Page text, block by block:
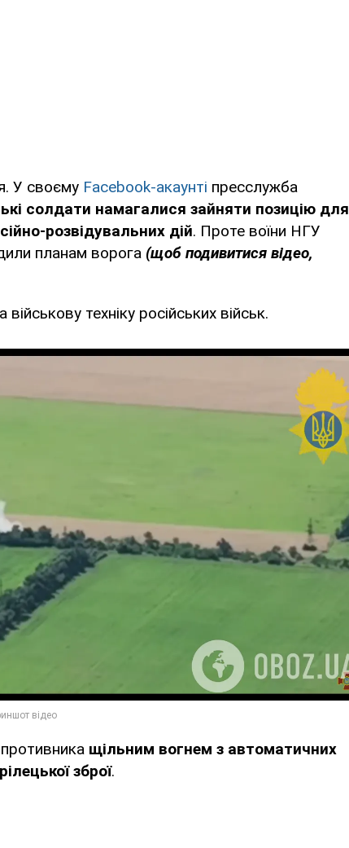
У своєму Facebook-акаунті пресслужба
солдати намагалися зайняти позицію для
розвідувальних дій. Проте воїни НГУ
планам ворога (щоб подивитися відео,
техніку російських військ.
щільним вогнем з автоматичних
зброї.